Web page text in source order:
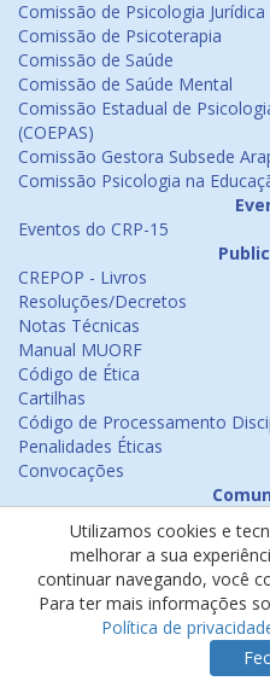
Comissão de Psicologia Jurídica
Comissão de Psicoterapia
Comissão de Saúde
Comissão de Saúde Mental
Comissão Estadual de
(COEPAS)
Comissão Gestora Subsede
Comissão Psicologia na
Eventos do CRP-15
CREPOP - Livros
Resoluções/Decretos
Notas Técnicas
Manual MUORF
Código de Ética
Cartilhas
Código de Processamento
Penalidades Éticas
Convocações
Emissão de Certificados
Psicologia na Mídia
Ouvidoria
Política de cookies
Política de privacidade
Utilizamos cookies e
melhorar a sua
continuar navegando, você
Para ter mais informações
Política de